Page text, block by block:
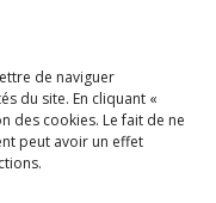
de naviguer
du site. En cliquant «
des cookies. Le fait de ne
peut avoir un effet